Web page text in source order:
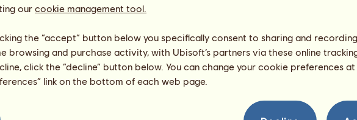
our cookie management tool.
the “accept” button below you specifically consent to sharing and
browsing and purchase activity, with Ubisoft’s partners via these online
click the “decline” button below. You can change your cookie preferences
link on the bottom of each web page.